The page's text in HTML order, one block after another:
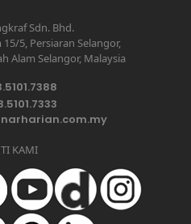
Sdn. Bhd.
5, Persiaran Selangor,
Alam Selangor, Malaysia
KAMI